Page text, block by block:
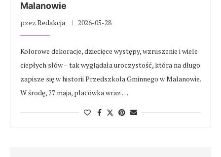
Malanowie
pzez Redakcja 2026-05-28
Kolorowe dekoracje, dziecięce występy, wzruszenie i wiele
ciepłych słów – tak wyglądała uroczystość, która na długo
zapisze się w historii Przedszkola Gminnego w Malanowie.
W środę, 27 maja, placówka wraz …